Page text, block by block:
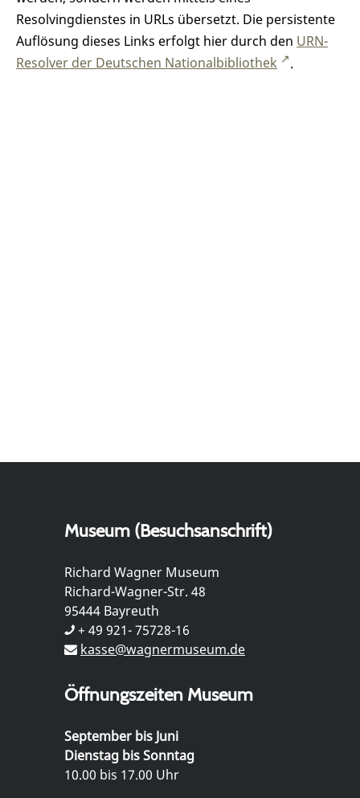
Resolvingdienstes in URLs übersetzt. Die persistente
Auflösung dieses Links erfolgt hier durch den URN-
Resolver der Deutschen Nationalbibliothek
.
Museum (Besuchsanschrift)
Richard Wagner Museum
Richard-Wagner-Str. 48
95444 Bayreuth
+ 49 921- 75728-16
kasse@wagnermuseum.de
Öffnungszeiten Museum
September bis Juni
Dienstag bis Sonntag
10.00 bis 17.00 Uhr